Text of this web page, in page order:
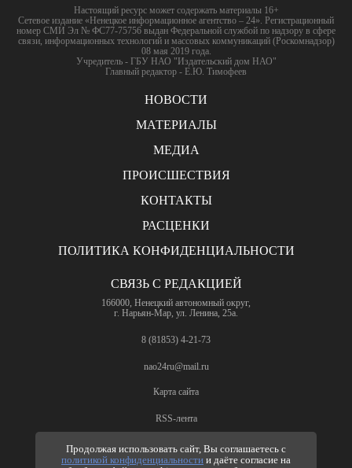
Продолжая использовать сайт, Вы соглашаетесь с
политикой конфиденциальностии даёте согласие на
Настоящий ресурс может содержать материалы 16+
Сетевое издание «Ненецкое информационное агентство – 24». Регистрационный
номер СМИ Эл № ФС77-75756 выдан Федеральной службой по надзору в сфере
связи, информационных технологий и массовых коммуникаций (Роскомнадзор)
08 мая 2019 года.
Учредитель - ГБУ НАО "Издательский дом НАО"
Главный редактор - Е.Ю. Тимофеев
НОВОСТИ
МАТЕРИАЛЫ
МЕДИА
ПРОИСШЕСТВИЯ
КОНТАКТЫ
РАСЦЕНКИ
ПОЛИТИКА КОНФИДЕНЦИАЛЬНОСТИ
СВЯЗЬ С РЕДАКЦИЕЙ
166000, Ненецкий автономный округ,
г. Нарьян-Мар, ул. Ленина, 25а.
8 (81853) 4-21-73
nao24ru@mail.ru
Карта сайта
RSS-лента
ПО ВОПРОСАМ РЕКЛАМЫ
8 (81853) 4-63-61